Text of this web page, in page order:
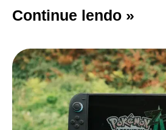
Continue lendo »